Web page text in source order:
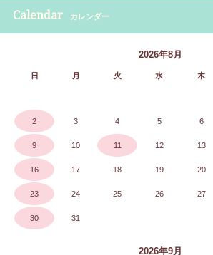
Calendar カレンダー
2026年8月
日 月 火 水 木
2 3 4 5 6
9 10 11 12 13
16 17 18 19 20
23 24 25 26 27
30 31
2026年9月